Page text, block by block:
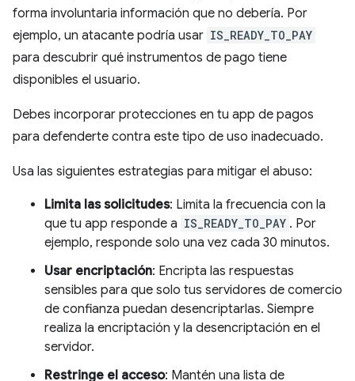
forma involuntaria información que no debería. Por
ejemplo, un atacante podría usar IS_READY_TO_PAY
para descubrir qué instrumentos de pago tiene
disponibles el usuario.
Debes incorporar protecciones en tu app de pagos
para defenderte contra este tipo de uso inadecuado.
Usa las siguientes estrategias para mitigar el abuso:
Limita las solicitudes: Limita la frecuencia con la
que tu app responde a IS_READY_TO_PAY . Por
ejemplo, responde solo una vez cada 30 minutos.
Usar encriptación: Encripta las respuestas
sensibles para que solo tus servidores de comercio
de confianza puedan desencriptarlas. Siempre
realiza la encriptación y la desencriptación en el
servidor.
Restringe el acceso: Mantén una lista de